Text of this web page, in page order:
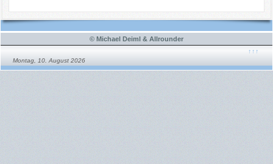
© Michael Deiml & Allrounder
↑↑↑
Montag, 10. August 2026